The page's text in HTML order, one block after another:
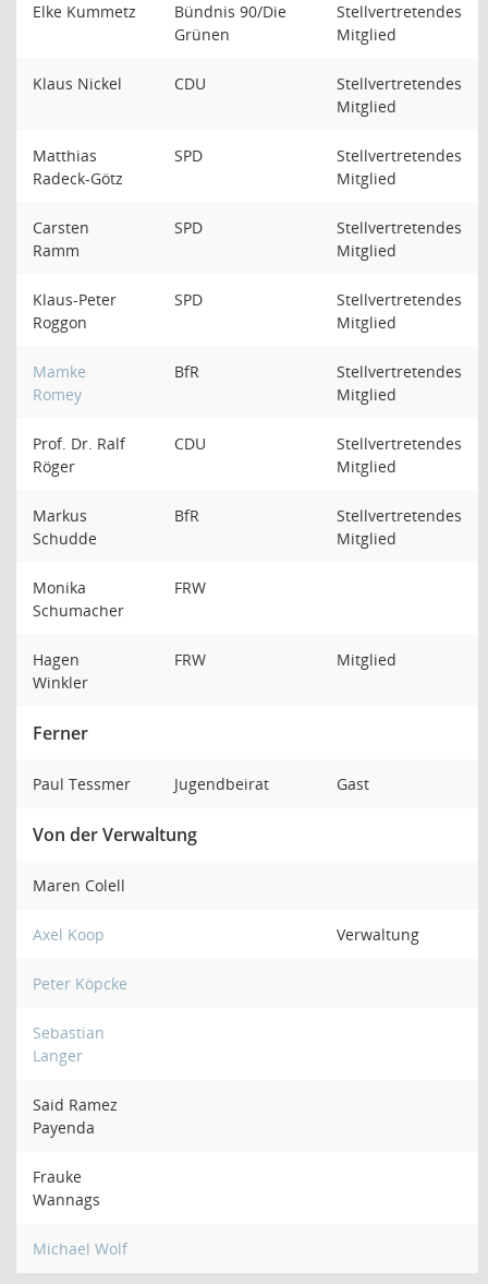
Elke Kummetz
Bündnis 90/Die
Grünen
Stellvertretendes
Mitglied
Klaus Nickel CDU
Stellvertretendes
Mitglied
Matthias
Radeck-Götz
SPD
Stellvertretendes
Mitglied
Carsten
Ramm
SPD
Stellvertretendes
Mitglied
Klaus-Peter
Roggon
SPD
Stellvertretendes
Mitglied
Mamke
Romey
BfR
Stellvertretendes
Mitglied
Prof. Dr. Ralf
Röger
CDU
Stellvertretendes
Mitglied
Markus
Schudde
BfR
Stellvertretendes
Mitglied
Monika
Schumacher
FRW
Hagen
Winkler
FRW Mitglied
Ferner
Paul Tessmer Jugendbeirat Gast
Von der Verwaltung
Maren Colell
Axel Koop Verwaltung
Peter Köpcke
Sebastian
Langer
Said Ramez
Payenda
Frauke
Wannags
Michael Wolf